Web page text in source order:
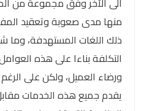
منها مدى صعوبة وتعقيد
ذلك اللغات المستهدفة، وما
التكلفة بناءا على هذه
ورضاء العميل، ولكن على
يقدم جميع هذه الخدمات